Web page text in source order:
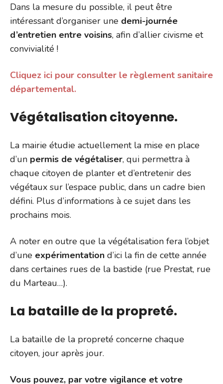
Dans la mesure du possible, il peut être
intéressant d’organiser une demi-journée
d’entretien entre voisins, afin d’allier civisme et
convivialité !
Cliquez ici pour consulter le règlement sanitaire
départemental.
Végétalisation citoyenne.
La mairie étudie actuellement la mise en place
d’un permis de végétaliser, qui permettra à
chaque citoyen de planter et d’entretenir des
végétaux sur l’espace public, dans un cadre bien
défini. Plus d’informations à ce sujet dans les
prochains mois.
A noter en outre que la végétalisation fera l’objet
d’une expérimentation d’ici la fin de cette année
dans certaines rues de la bastide (rue Prestat, rue
du Marteau…).
La bataille de la propreté.
La bataille de la propreté concerne chaque
citoyen, jour après jour.
Vous pouvez, par votre vigilance et votre